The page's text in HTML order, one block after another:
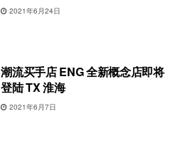
2021年6月24日
潮流买手店 ENG 全新概念店即将
登陆 TX 淮海
2021年6月7日